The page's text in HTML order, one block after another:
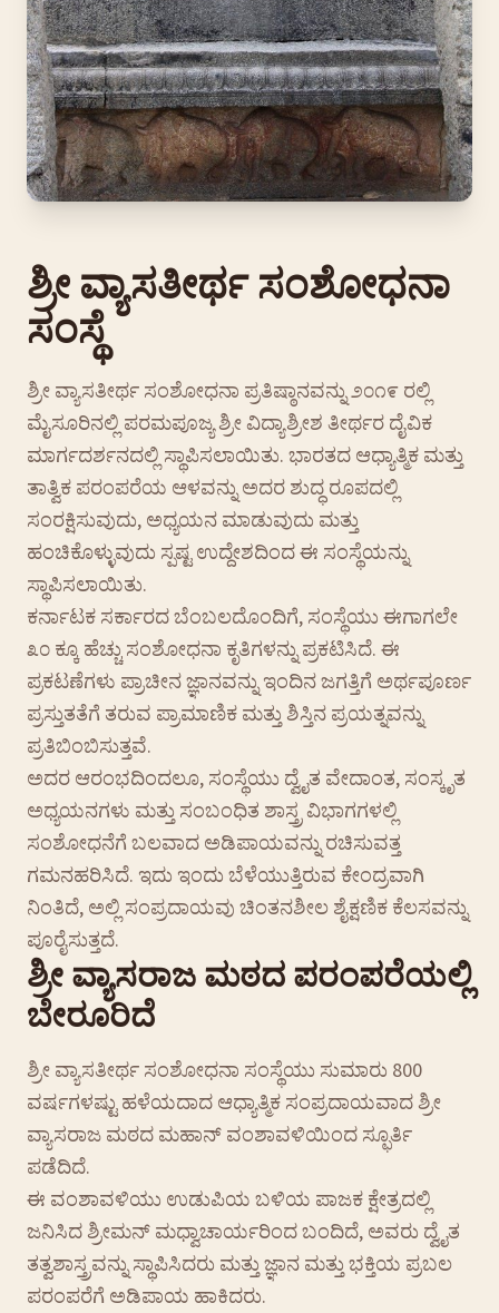
ಶ್ರೀ ವ್ಯಾಸತೀರ್ಥ ಸಂಶೋಧನಾ
ಸಂಸ್ಥೆ
ಶ್ರೀ ವ್ಯಾಸತೀರ್ಥ ಸಂಶೋಧನಾ ಪ್ರತಿಷ್ಠಾನವನ್ನು ೨೦೧೯ ರಲ್ಲಿ
ಮೈಸೂರಿನಲ್ಲಿ ಪರಮಪೂಜ್ಯ ಶ್ರೀ ವಿದ್ಯಾಶ್ರೀಶ ತೀರ್ಥರ ದೈವಿಕ
ಮಾರ್ಗದರ್ಶನದಲ್ಲಿ ಸ್ಥಾಪಿಸಲಾಯಿತು. ಭಾರತದ ಆಧ್ಯಾತ್ಮಿಕ ಮತ್ತು
ತಾತ್ವಿಕ ಪರಂಪರೆಯ ಆಳವನ್ನು ಅದರ ಶುದ್ಧ ರೂಪದಲ್ಲಿ
ಸಂರಕ್ಷಿಸುವುದು, ಅಧ್ಯಯನ ಮಾಡುವುದು ಮತ್ತು
ಹಂಚಿಕೊಳ್ಳುವುದು ಸ್ಪಷ್ಟ ಉದ್ದೇಶದಿಂದ ಈ ಸಂಸ್ಥೆಯನ್ನು
ಸ್ಥಾಪಿಸಲಾಯಿತು.
ಕರ್ನಾಟಕ ಸರ್ಕಾರದ ಬೆಂಬಲದೊಂದಿಗೆ, ಸಂಸ್ಥೆಯು ಈಗಾಗಲೇ
೩೦ ಕ್ಕೂ ಹೆಚ್ಚು ಸಂಶೋಧನಾ ಕೃತಿಗಳನ್ನು ಪ್ರಕಟಿಸಿದೆ. ಈ
ಪ್ರಕಟಣೆಗಳು ಪ್ರಾಚೀನ ಜ್ಞಾನವನ್ನು ಇಂದಿನ ಜಗತ್ತಿಗೆ ಅರ್ಥಪೂರ್ಣ
ಪ್ರಸ್ತುತತೆಗೆ ತರುವ ಪ್ರಾಮಾಣಿಕ ಮತ್ತು ಶಿಸ್ತಿನ ಪ್ರಯತ್ನವನ್ನು
ಪ್ರತಿಬಿಂಬಿಸುತ್ತವೆ.
ಅದರ ಆರಂಭದಿಂದಲೂ, ಸಂಸ್ಥೆಯು ದ್ವೈತ ವೇದಾಂತ, ಸಂಸ್ಕೃತ
ಅಧ್ಯಯನಗಳು ಮತ್ತು ಸಂಬಂಧಿತ ಶಾಸ್ತ್ರ ವಿಭಾಗಗಳಲ್ಲಿ
ಸಂಶೋಧನೆಗೆ ಬಲವಾದ ಅಡಿಪಾಯವನ್ನು ರಚಿಸುವತ್ತ
ಗಮನಹರಿಸಿದೆ. ಇದು ಇಂದು ಬೆಳೆಯುತ್ತಿರುವ ಕೇಂದ್ರವಾಗಿ
ನಿಂತಿದೆ, ಅಲ್ಲಿ ಸಂಪ್ರದಾಯವು ಚಿಂತನಶೀಲ ಶೈಕ್ಷಣಿಕ ಕೆಲಸವನ್ನು
ಪೂರೈಸುತ್ತದೆ.
ಶ್ರೀ ವ್ಯಾಸರಾಜ ಮಠದ ಪರಂಪರೆಯಲ್ಲಿ
ಬೇರೂರಿದೆ
ಶ್ರೀ ವ್ಯಾಸತೀರ್ಥ ಸಂಶೋಧನಾ ಸಂಸ್ಥೆಯು ಸುಮಾರು 800
ವರ್ಷಗಳಷ್ಟು ಹಳೆಯದಾದ ಆಧ್ಯಾತ್ಮಿಕ ಸಂಪ್ರದಾಯವಾದ ಶ್ರೀ
ವ್ಯಾಸರಾಜ ಮಠದ ಮಹಾನ್ ವಂಶಾವಳಿಯಿಂದ ಸ್ಫೂರ್ತಿ
ಪಡೆದಿದೆ.
ಈ ವಂಶಾವಳಿಯು ಉಡುಪಿಯ ಬಳಿಯ ಪಾಜಕ ಕ್ಷೇತ್ರದಲ್ಲಿ
ಜನಿಸಿದ ಶ್ರೀಮನ್ ಮಧ್ವಾಚಾರ್ಯರಿಂದ ಬಂದಿದೆ, ಅವರು ದ್ವೈತ
ತತ್ವಶಾಸ್ತ್ರವನ್ನು ಸ್ಥಾಪಿಸಿದರು ಮತ್ತು ಜ್ಞಾನ ಮತ್ತು ಭಕ್ತಿಯ ಪ್ರಬಲ
ಪರಂಪರೆಗೆ ಅಡಿಪಾಯ ಹಾಕಿದರು.